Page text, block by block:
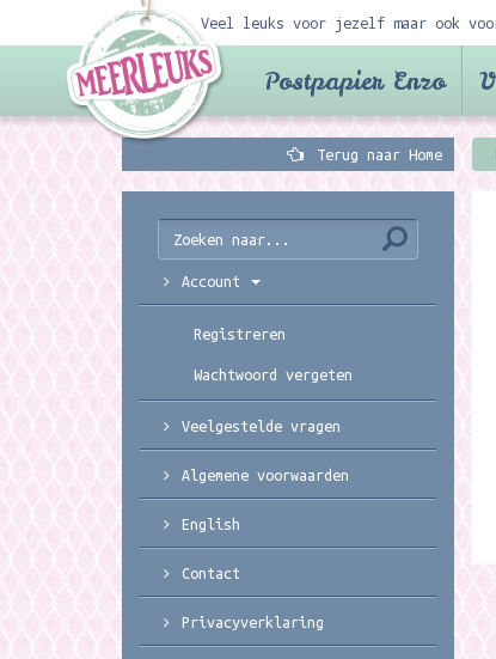
Veel leuks voor jezelf maar ook
Postpapier Enzo
Terug naar Home
Account
Registreren
Wachtwoord vergeten
Veelgestelde vragen
Algemene voorwaarden
English
Contact
Privacyverklaring